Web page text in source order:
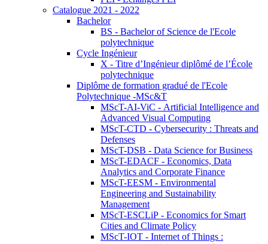
Catalogue 2021 - 2022
Bachelor
BS - Bachelor of Science de l'Ecole
polytechnique
Cycle Ingénieur
X - Titre d’Ingénieur diplômé de l’École
polytechnique
Diplôme de formation gradué de l'Ecole
Polytechnique -MSc&T
MScT-AI-ViC - Artificial Intelligence and
Advanced Visual Computing
MScT-CTD - Cybersecurity : Threats and
Defenses
MScT-DSB - Data Science for Business
MScT-EDACF - Economics, Data
Analytics and Corporate Finance
MScT-EESM - Environmental
Engineering and Sustainability
Management
MScT-ESCLiP - Economics for Smart
Cities and Climate Policy
MScT-IOT - Internet of Things :